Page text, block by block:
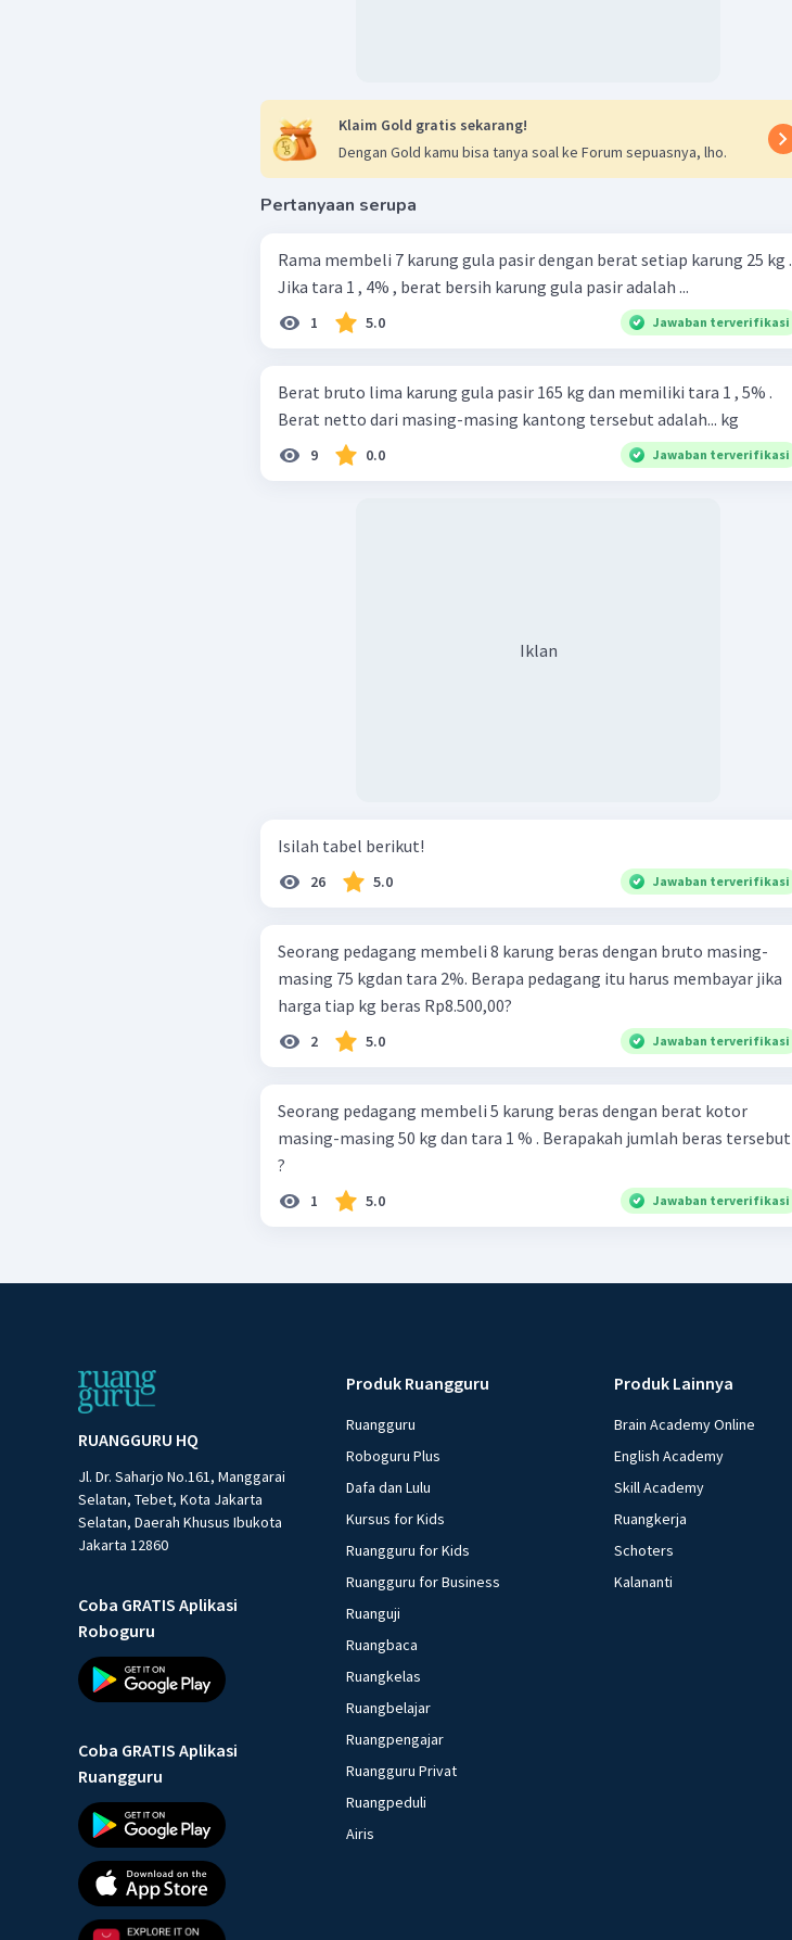
Klaim Gold gratis sekarang!
Dengan Gold kamu bisa tanya soal ke Forum sepuasnya, lho.
Pertanyaan serupa
Rama membeli 7 karung gula pasir dengan berat setiap karung 25 kg .
Jika tara 1 , 4% , berat bersih karung gula pasir adalah ...
1 5.0 Jawaban terverifikasi
Berat bruto lima karung gula pasir 165 kg dan memiliki tara 1 , 5% .
Berat netto dari masing-masing kantong tersebut adalah... kg
9 0.0 Jawaban terverifikasi
Iklan
Isilah tabel berikut!
26 5.0 Jawaban terverifikasi
Seorang pedagang membeli 8 karung beras dengan bruto masing-
masing 75 kgdan tara 2%. Berapa pedagang itu harus membayar jika
harga tiap kg beras Rp8.500,00?
2 5.0 Jawaban terverifikasi
Seorang pedagang membeli 5 karung beras dengan berat kotor
masing-masing 50 kg dan tara 1 % . Berapakah jumlah beras tersebut
?
1 5.0 Jawaban terverifikasi
RUANGGURU HQ
Jl. Dr. Saharjo No.161, Manggarai
Selatan, Tebet, Kota Jakarta
Selatan, Daerah Khusus Ibukota
Jakarta 12860
Coba GRATIS Aplikasi
Roboguru
Coba GRATIS Aplikasi
Ruangguru
Produk Ruangguru
Ruangguru
Roboguru Plus
Dafa dan Lulu
Kursus for Kids
Ruangguru for Kids
Ruangguru for Business
Ruanguji
Ruangbaca
Ruangkelas
Ruangbelajar
Ruangpengajar
Ruangguru Privat
Ruangpeduli
Airis
Produk Lainnya
Brain Academy Online
English Academy
Skill Academy
Ruangkerja
Schoters
Kalananti